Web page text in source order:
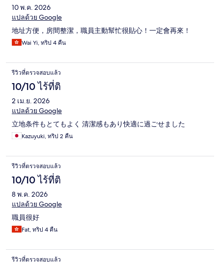
10 พ.ค. 2026
แปลด้วย Google
地址方便，房間整潔，職員主動幫忙很貼心！一定會再來！
Wai Yi, ทริป 4 คืน
รีวิวที่ตรวจสอบแล้ว
10/10 ไร้ที่ติ
2 เม.ย. 2026
แปลด้วย Google
立地条件もとてもよく 清潔感もあり快適に過ごせました
Kazuyuki, ทริป 2 คืน
รีวิวที่ตรวจสอบแล้ว
10/10 ไร้ที่ติ
8 พ.ค. 2026
แปลด้วย Google
職員很好
Fat, ทริป 4 คืน
รีวิวที่ตรวจสอบแล้ว